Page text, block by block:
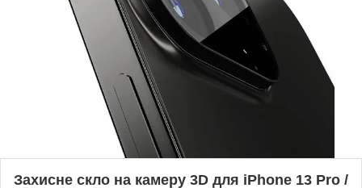
Захисне скло на камеру 3D для iPhone 13 Pro /